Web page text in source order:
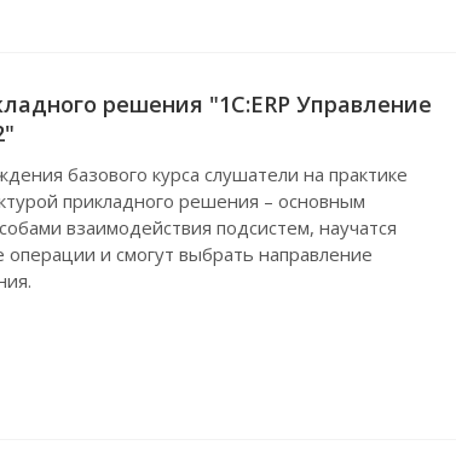
решения "1С:ERP Управление
базового курса слушатели на практике
прикладного решения – основным
взаимодействия подсистем, научатся
и смогут выбрать направление